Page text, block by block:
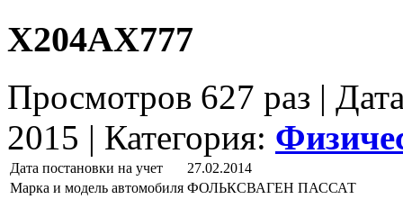
Х204АХ777
Просмотров 627 раз |
2015 | Категория:
Дата постановки на учет
27.02.2014
Марка и модель автомобиля ФОЛЬКСВАГЕН ПАССАТ